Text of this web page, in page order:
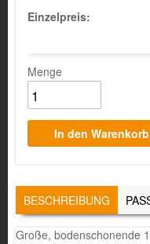
Einzelpreis:
Menge
TABS
BESCHREIBUNG
Große, bodenschonende